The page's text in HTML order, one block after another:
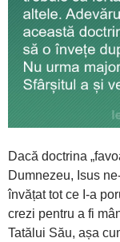
Dacă doctrina
Dumnezeu, Isus
învățat tot ce I-a
crezi pentru a fi
Tatălui Său, așa